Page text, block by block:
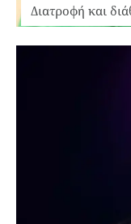
Διατροφή και